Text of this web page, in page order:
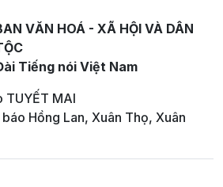
VĂN HOÁ - XÃ HỘI VÀ DÂN
Tiếng nói Việt Nam
TUYẾT MAI
Hồng Lan, Xuân Thọ, Xuân